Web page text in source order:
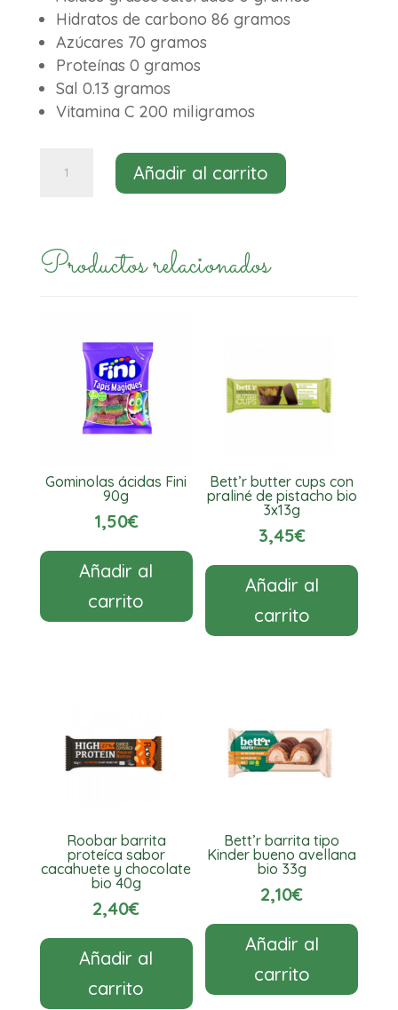
Hidratos de carbono 86 gramos
Azúcares 70 gramos
Proteínas 0 gramos
Sal 0.13 gramos
Vitamina C 200 miligramos
Gominolas
80gr
Añadir al carrito
Productos relacionados
Gominolas ácidas Fini
90g
1,50€
Añadir al
carrito
Bett’r butter cups con
praliné de pistacho bio
3x13g
3,45€
Añadir al
carrito
Roobar barrita
proteíca sabor
cacahuete y chocolate
bio 40g
2,40€
Añadir al
carrito
Bett’r barrita tipo
Kinder bueno avellana
bio 33g
2,10€
Añadir al
carrito